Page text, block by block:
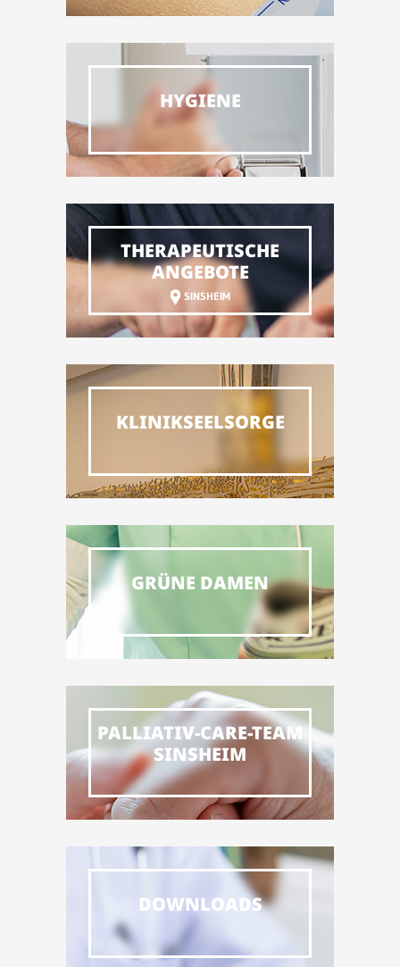
HYGIENE
THERAPEUTISCHE
ANGEBOTE
SINSHEIM
KLINIKSEELSORGE
GRÜNE DAMEN
PALLIATIV-CARE-TEAM
SINSHEIM
DOWNLOADS